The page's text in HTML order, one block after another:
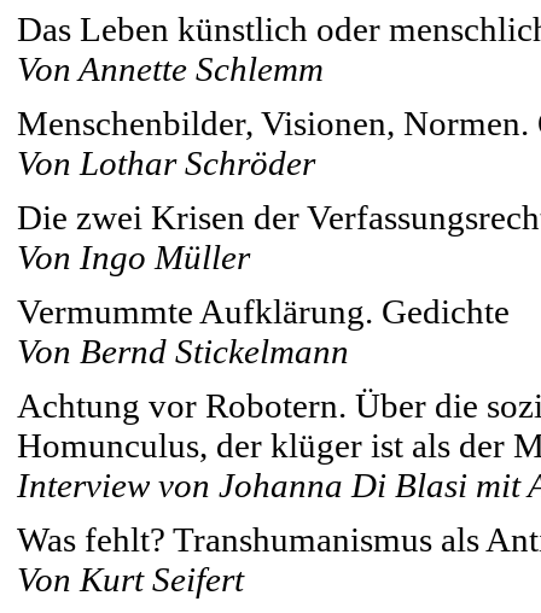
Das Leben künstlich oder
Von Annette Schlemm
Menschenbilder, Visionen,
Von Lothar Schröder
Die zwei Krisen der
Von Ingo Müller
Vermummte Aufklärung. Gedichte
Von Bernd Stickelmann
Achtung vor Robotern. Über die
Homunculus, der klüger ist als der
Interview von Johanna Di Blasi mit
Was fehlt? Transhumanismus als
Von Kurt Seifert